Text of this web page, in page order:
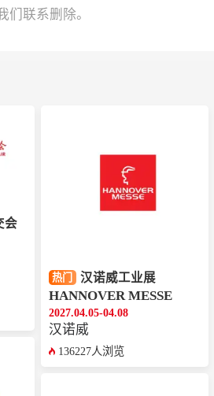
们联系删除。
会
热门 汉诺威工业展
HANNOVER MESSE
2027.04.05-04.08
汉诺威
136227人浏览